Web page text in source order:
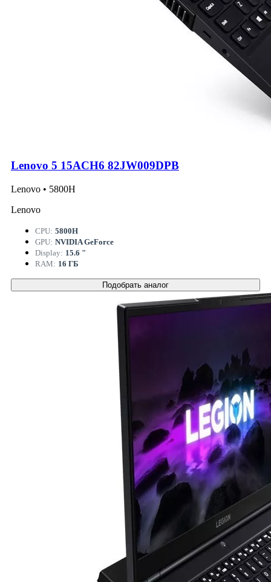
Lenovo 5 15ACH6 82JW009DPB
Lenovo • 5800H
Lenovo
CPU: 5800H
GPU: NVIDIA GeForce
Display: 15.6 "
RAM: 16 ГБ
Подобрать аналог